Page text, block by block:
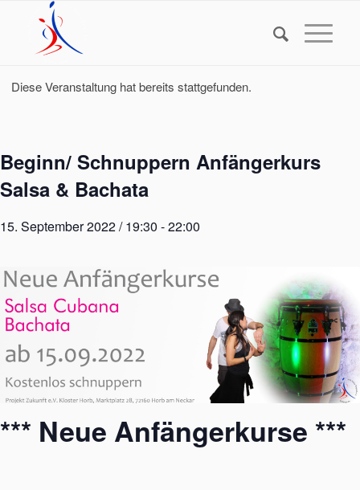
Diese Veranstaltung hat bereits stattgefunden.
Beginn/ Schnuppern Anfängerkurs
Salsa & Bachata
15. September 2022 / 19:30 -22:00
*** Neue Anfängerkurse ***